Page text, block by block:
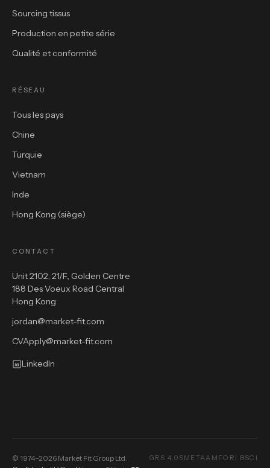
Sourcing tissus
Production en petite série
Qualité et conformité
RÉSEAU
Tous les pays
Chine
Turquie
Vietnam
Inde
Hong Kong (siège)
CONTACT
Unit 2102, 21/F., Golden Centre
188 Des Voeux Road Central
Hong Kong
jordan@market-fit.com
CVApply@market-fit.com
LinkedIn
© 1974–2026 Market Fit Group Ltd. GRS 4.0 SMETAAMFORI BSCI